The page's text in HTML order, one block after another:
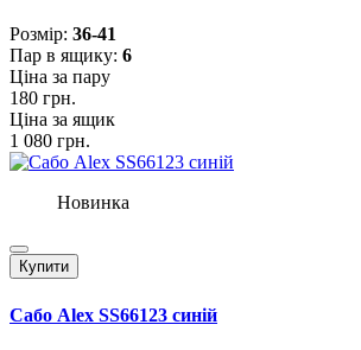
Розмiр: 36-41
Пар в ящику: 6
Ціна за пару
180 грн.
Ціна за ящик
1 080 грн.
Новинка
Купити
Сабо Alex SS66123 синій